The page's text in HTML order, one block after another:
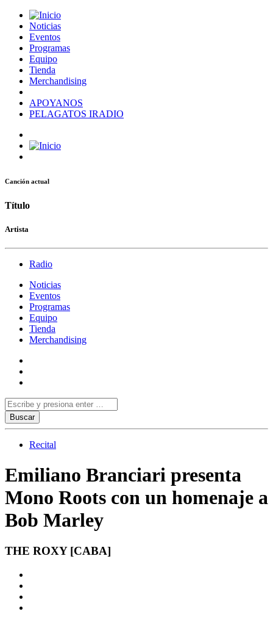
Noticias
Eventos
Programas
Equipo
Tienda
Merchandising
APOYANOS
PELAGATOS IRADIO
Canción actual
Título
Artista
Radio
Noticias
Eventos
Programas
Equipo
Tienda
Merchandising
Recital
Emiliano Branciari presenta
Mono Roots con un homenaje a
Bob Marley
THE ROXY [CABA]